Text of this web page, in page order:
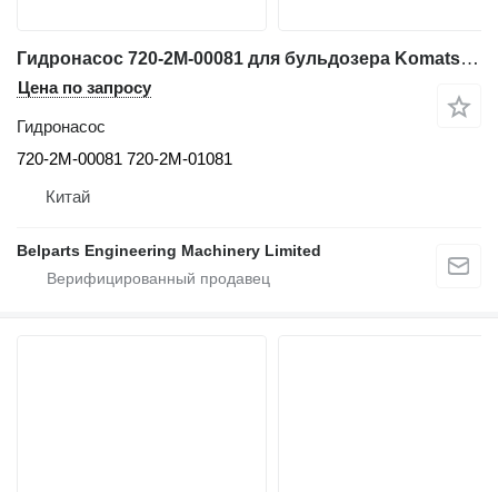
Гидронасос 720-2M-00081 для бульдозера Komatsu D31EX-22 E31PX-22 D37EX-22 D37PX-22
Цена по запросу
Гидронасос
720-2M-00081 720-2M-01081
Китай
Belparts Engineering Machinery Limited